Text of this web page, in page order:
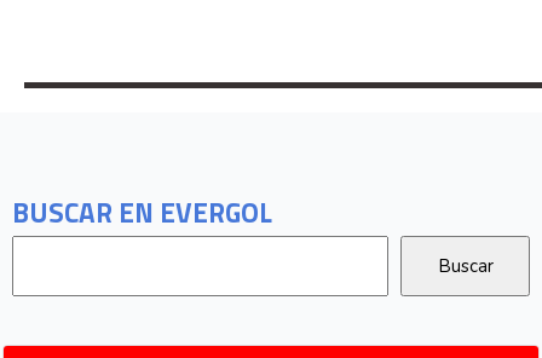
BUSCAR EN EVERGOL